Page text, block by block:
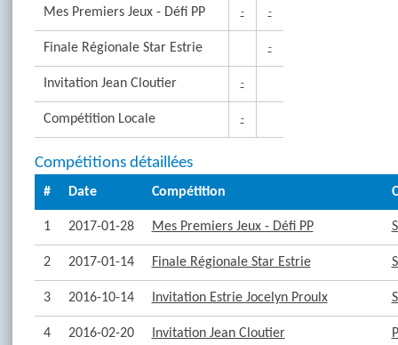
Mes Premiers Jeux - Défi PP - -
Finale Régionale Star Estrie -
Invitation Jean Cloutier -
Compétition Locale -
Compétitions détaillées
# Date Compétition
1 2017-01-28 Mes Premiers Jeux - Défi PP
2 2017-01-14 Finale Régionale Star Estrie
3 2016-10-14 Invitation Estrie Jocelyn Proulx
4 2016-02-20 Invitation Jean Cloutier